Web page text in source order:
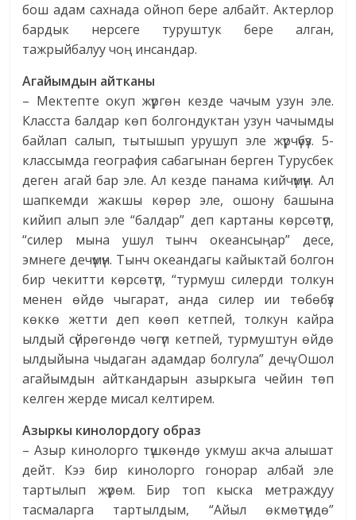
бош адам сахнада ойноп бере албайт. Актерлор
бардык нерсеге туруштук бере алган,
тажрыйбалуу чоң инсандар.
Агайымдын айтканы
– Мектепте окуп жүргөн кезде чачым узун эле.
Класста балдар көп болгондуктан узун чачымды
байлап салып, тытышып урушуп эле жүрчүбүз. 5-
классымда география сабагынан берген Турусбек
деген агай бар эле. Ал кезде панама кийчүмүн. Ал
шапкемди жакшы көрөр эле, ошону башына
кийип алып эле “балдар” деп картаны көрсөтүп,
“силер мына ушул тынч океансыңар” десе,
эмнеге дечүмүн. Тынч океандагы кайыктай болгон
бир чекитти көрсөтүп, “турмуш силерди толкун
менен өйдө чыгарат, анда силер ии төбөбүз
көккө жетти деп көөп кетпей, толкун кайра
ылдый сүйрөгөндө чөгүп кетпей, турмуштун өйдө
ылдыйына чыдаган адамдар болгула” дечү. Ошол
агайымдын айткандарын азыркыга чейин төп
келген жерде мисал келтирем.
Азыркы кинолордогу образ
– Азыр кинолорго түшкөндө укмуш акча алышат
дейт. Кээ бир кинолорго гонорар албай эле
тартылып жүрөм. Бир топ кыска метраждуу
тасмаларга тартылдым, “Айыл өкмөтүндө”